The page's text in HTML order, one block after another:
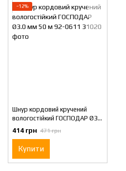
−12%
Шнур кордовий кручений
вологостійкий ГОСПОДАР Ø3.0
мм 50 м 92-0611
414 грн 471 грн
Купити